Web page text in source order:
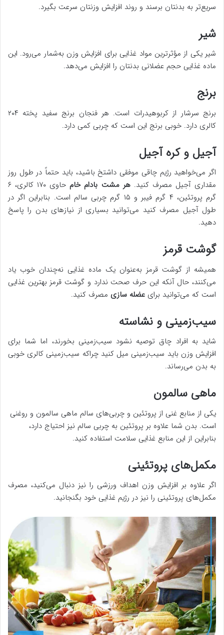
سریع‌تر به بدنتان برسند و روند افزایش وزنتان سرعت بگیرد.
شیر
شیر یکی از مؤثرترین مواد غذایی برای افزایش وزن به‌شمار می‌رود. این
ماده غذایی حجم عضلانی بدنتان را افزایش می‌دهد.
برنج
برنج سرشار از کربوهیدرات است. هر فنجان برنج سفید پخته ۲۰۴
کالری دارد. خوبی برنج این است که چربی کمی دارد.
آجیل و کره آجیل
اگر می‌خواهید رژیم چاقی موفقی داشتخ باشید، باید حتماً در طول روز
مقداری آجیل مصرف کنید.هر مشت بادام خام
حاوی ۱۷۰ کالری، ۶
گرم پروتئین، ۴ گرم فیبر و ۱۵ گرم چربی سالم است. بنابراین اگر در
طول آجیل مصرف کنید می‌توانید بسیاری از نیازهای بدن را پاسخ
دهید.
گوشت قرمز
همیشه از گوشت قرمز به‌عنوان یک ماده غذایی نه‌چندان خوب یاد
می‌کنند، حال آنکه این حرف صحت ندارد و گوشت قرمز بهترین غذایی
است که می‌توانید برای عضله سازی مصرف کنید.
سیب‌زمینی و نشاسته
شاید به افراد چاق توصیه نشود سیب‌زمینی بخورند، اما شما برای
افزایش وزن باید سیب‌زمینی میل کنید چراکه سیب‌زمینی کالری خوبی
به بدن می‌رساند.
ماهی سالمون
یکی از منابع غنی از پروتئین و چربی‌های سالم ماهی سالمون و روغنی
است. بدن شما علاوه بر پروتئین به چربی سالم نیز احتیاج دارد،
بنابراین از این منابع غذایی سلامت استفاده کنید.
مکمل‌های پروتئینی
اگر علاوه بر افزایش وزن اهداف ورزشی را نیز دنبال می‌کنید، مصرف
مکمل‌های پروتئینی را نیز در رژیم غذایی خود بگنجانید.